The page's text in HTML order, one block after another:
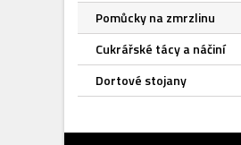
Pomůcky na zmrzlinu
Cukrářské tácy a náčiní
Dortové stojany